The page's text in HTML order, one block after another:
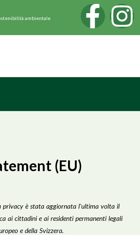
ambientale
(EU)
privacy è stata aggiornata l'ultima volta il
ai cittadini e ai residenti permanenti legali
e della Svizzera.